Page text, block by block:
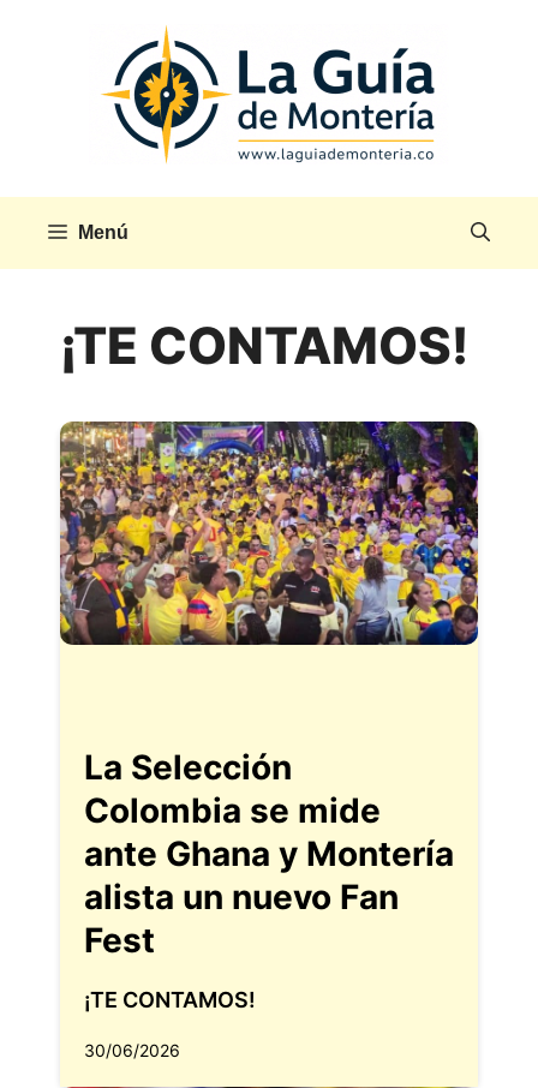
Menú
¡TE CONTAMOS!
La Selección
Colombia se mide
ante Ghana y Montería
alista un nuevo Fan
Fest
¡TE CONTAMOS!
30/06/2026